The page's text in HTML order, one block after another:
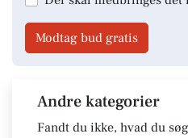
Modtag bud gratis
Andre kategorier
Fandt du ikke, hvad du